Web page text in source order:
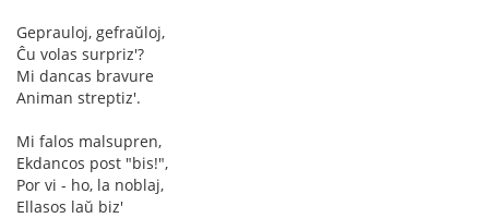
Geprauloj, gefraŭloj,
Ĉu volas surpriz'?
Mi dancas bravure
Animan streptiz'.
Mi falos malsupren,
Ekdancos post "bis!",
Por vi - ho, la noblaj,
Ellasos laŭ biz'